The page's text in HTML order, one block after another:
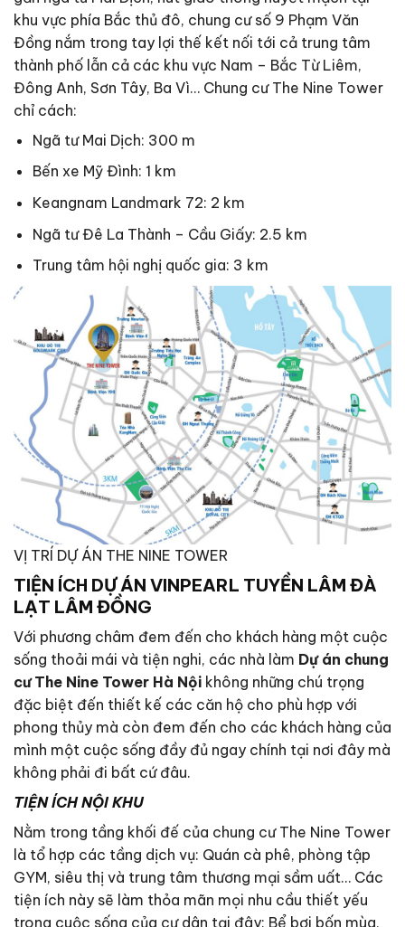
khu vực phía Bắc thủ đô, chung cư số 9 Phạm Văn
Đồng nắm trong tay lợi thế kết nối tới cả trung tâm
thành phố lẫn cả các khu vực Nam – Bắc Từ Liêm,
Đông Anh, Sơn Tây, Ba Vì… Chung cư The Nine Tower
chỉ cách:
Ngã tư Mai Dịch: 300 m
Bến xe Mỹ Đình: 1 km
Keangnam Landmark 72: 2 km
Ngã tư Đê La Thành – Cầu Giấy: 2.5 km
Trung tâm hội nghị quốc gia: 3 km
VỊ TRÍ DỰ ÁN THE NINE TOWER
TIỆN ÍCH DỰ ÁN VINPEARL TUYỀN LÂM ĐÀ
LẠT LÂM ĐỒNG
Với phương châm đem đến cho khách hàng một cuộc
sống thoải mái và tiện nghi, các nhà làm Dự án chung
cư The Nine Tower Hà Nội không những chú trọng
đặc biệt đến thiết kế các căn hộ cho phù hợp với
phong thủy mà còn đem đến cho các khách hàng của
mình một cuộc sống đầy đủ ngay chính tại nơi đây mà
không phải đi bất cứ đâu.
TIỆN ÍCH NỘI KHU
Nằm trong tầng khối đế của chung cư The Nine Tower
là tổ hợp các tầng dịch vụ: Quán cà phê, phòng tập
GYM, siêu thị và trung tâm thương mại sầm uất… Các
tiện ích này sẽ làm thỏa mãn mọi nhu cầu thiết yếu
trong cuộc sống của cư dân tại đây: Bể bơi bốn mùa,